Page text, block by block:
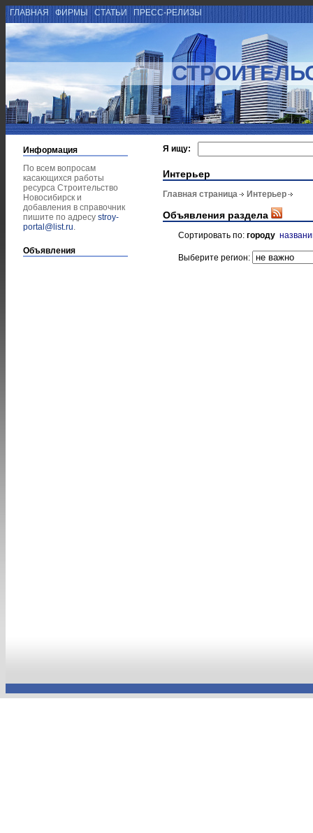
ГЛАВНАЯ ФИРМЫ СТАТЬИ ПРЕСС-РЕЛИЗЫ
Информация
По всем вопросам
касающихся работы
ресурса Строительство
Новосибирск и
добавления в справочник
пишите по адресу stroy-
portal@list.ru.
Объявления
Я ищу:
Интерьер
Главная страница Интерьер
Объявления раздела
Сортировать по: городу
Выберите регион: